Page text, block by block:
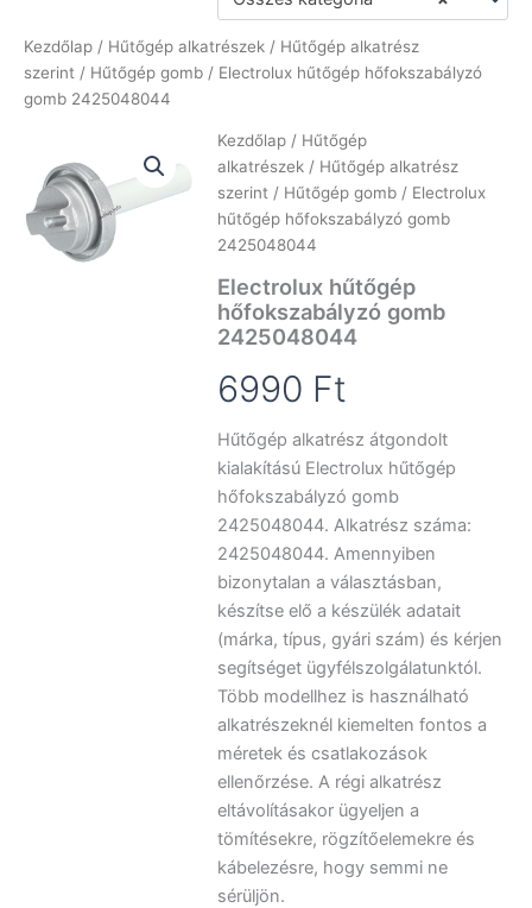
Kezdőlap / Hűtőgép alkatrészek / Hűtőgép alkatrész
szerint / Hűtőgép gomb / Electrolux hűtőgép hőfokszabályzó
gomb 2425048044
Kezdőlap / Hűtőgép
alkatrészek / Hűtőgép alkatrész
szerint / Hűtőgép gomb / Electrolux
hűtőgép hőfokszabályzó gomb
2425048044
Electrolux hűtőgép
hőfokszabályzó gomb
2425048044
6990 Ft
Hűtőgép alkatrész átgondolt
kialakítású Electrolux hűtőgép
hőfokszabályzó gomb
2425048044. Alkatrész száma:
2425048044. Amennyiben
bizonytalan a választásban,
készítse elő a készülék adatait
(márka, típus, gyári szám) és kérjen
segítséget ügyfélszolgálatunktól.
Több modellhez is használható
alkatrészeknél kiemelten fontos a
méretek és csatlakozások
ellenőrzése. A régi alkatrész
eltávolításakor ügyeljen a
tömítésekre, rögzítőelemekre és
kábelezésre, hogy semmi ne
sérüljön.